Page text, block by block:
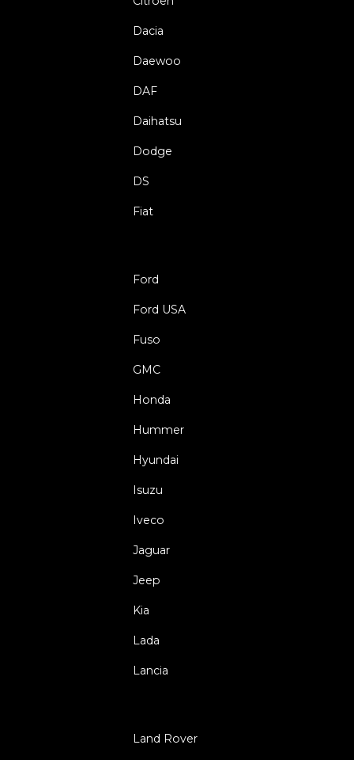
Dacia
Daewoo
DAF
Daihatsu
Dodge
DS
Fiat
Ford
Ford USA
Fuso
GMC
Honda
Hummer
Hyundai
Isuzu
Iveco
Jaguar
Jeep
Kia
Lada
Lancia
Land Rover